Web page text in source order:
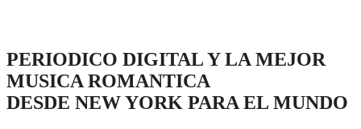
PERIODICO DIGITAL Y LA MEJOR
MUSICA ROMANTICA
DESDE NEW YORK PARA EL MUNDO